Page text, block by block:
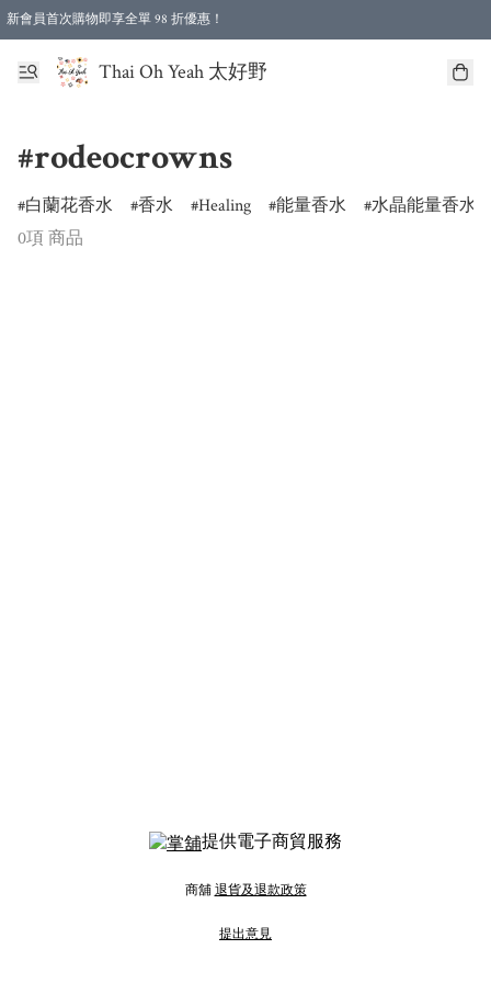
新會員首次購物即享全單 98 折優惠！
特選會員可享全單低至 96 折優惠！
Thai Oh Yeah 太好野
#rodeocrowns
白蘭花香水 香水 Healing 能量香水
水晶能量香水
0項 商品
提供電子商貿服務
商舖 退貨及退款政策
提出意見